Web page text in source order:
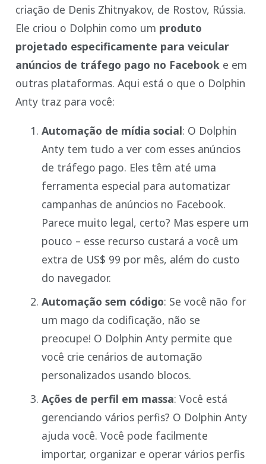
criação de Denis Zhitnyakov, de Rostov, Rússia.
Ele criou o Dolphin como um produto
projetado especificamente para veicular
anúncios de tráfego pago no Facebook e em
outras plataformas. Aqui está o que o Dolphin
Anty traz para você:
Automação de mídia social: O Dolphin
Anty tem tudo a ver com esses anúncios
de tráfego pago. Eles têm até uma
ferramenta especial para automatizar
campanhas de anúncios no Facebook.
Parece muito legal, certo? Mas espere um
pouco – esse recurso custará a você um
extra de US$ 99 por mês, além do custo
do navegador.
Automação sem código: Se você não for
um mago da codificação, não se
preocupe! O Dolphin Anty permite que
você crie cenários de automação
personalizados usando blocos.
Ações de perfil em massa: Você está
gerenciando vários perfis? O Dolphin Anty
ajuda você. Você pode facilmente
importar, organizar e operar vários perfis